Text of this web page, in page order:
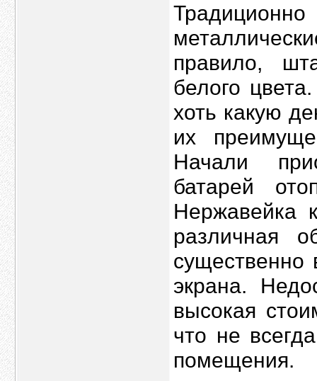
правило,
белого
хоть какую
их
Начали
батарей
Нержавейка
различная
существенно
экрана.
высокая
что не
помещения.